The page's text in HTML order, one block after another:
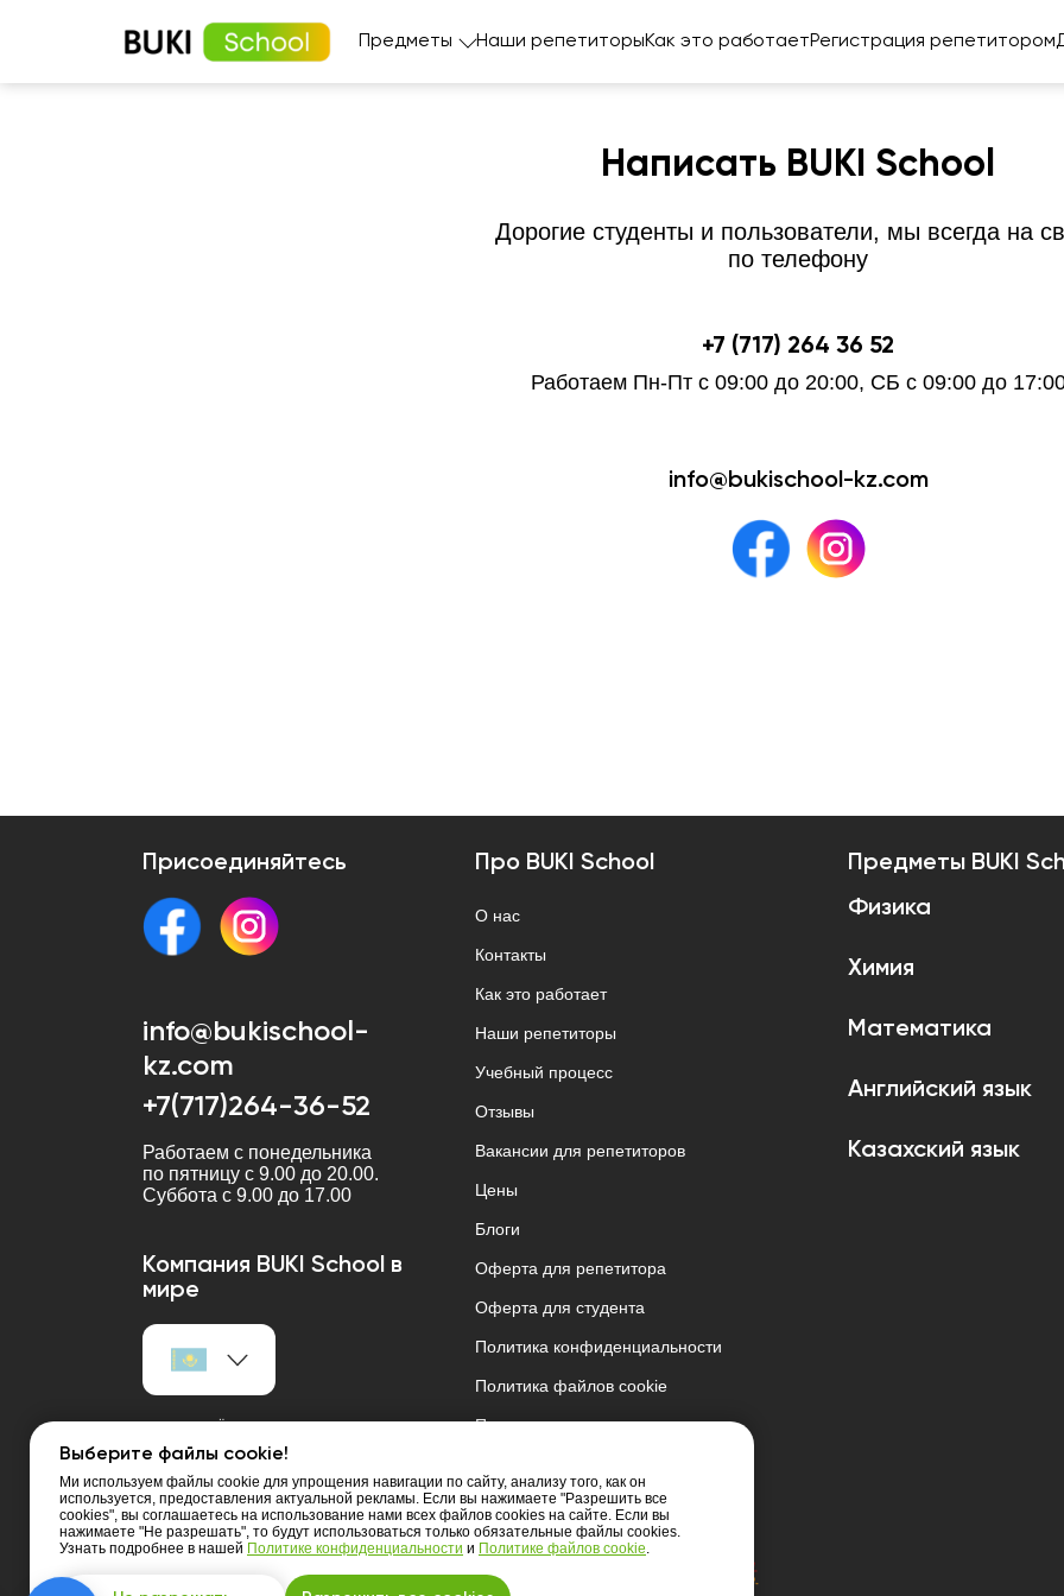
Предметы Наши репетиторыКак это работаетРегистрация репетитором
Написать BUKI School
Дорогие студенты и пользователи, мы всегда на
по телефону
+7 (717) 264 36 52
Работаем Пн-Пт с 09:00 до 20:00, СБ с 09:00 до
info@bukischool-kz.com
Присоединяйтесь
info@bukischool-
kz.com
+7(717)264-36-52
Работаем с понедельника
по пятницу с 9.00 до 20.00.
Cуббота с 9.00 до 17.00
Компания BUKI School в
мире
linnaosa, Tornimäe tn 5, 10145, Estonia
Про BUKI School
О нас
Контакты
Как это работает
Наши репетиторы
Учебный процесс
Отзывы
Вакансии для репетиторов
Цены
Блоги
Оферта для репетитора
Оферта для студента
Политика конфиденциальности
Политика файлов cookie
Политика использования
Предметы BUKI
Физика
Химия
Математика
Английский язык
Казахский язык
Выберите файлы cookie!
Ми используем файлы cookie для упрощения навигации по сайту, анализу того, как он
используется, предоставления актуальной рекламы. Если вы нажимаете "Разрешить все
cookies", вы соглашаетесь на использование нами всех файлов cookies на сайте. Если вы
нажимаете "Не разрешать", то будут использоваться только обязательные файлы cookies.
Узнать подробнее в нашей Политике конфиденциальности и Политике файлов cookie.